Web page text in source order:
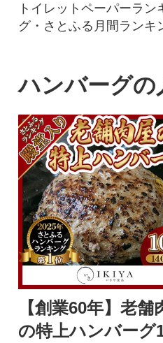
トイレットペーパーラン
グ・さとふる月間ランキ
を追求した上質なトイレ
ペーパーです。
ハンバーグ
【創業60年】老舗
の特上ハンバーグ